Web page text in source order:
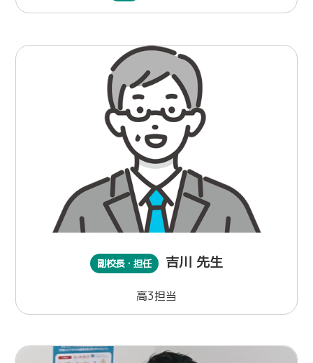
副校長・担任 吉川 先生
高3担当